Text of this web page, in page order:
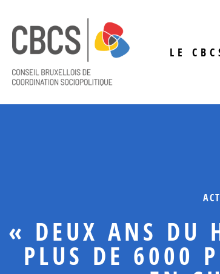
LE
« DEUX ANS DU
PLUS DE 6000